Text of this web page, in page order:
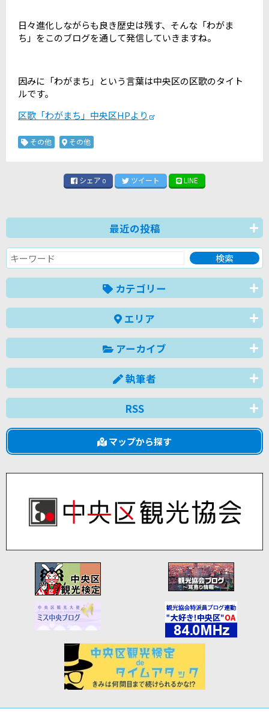
日々進化しながらも良き歴史は残す、そんな「わがま
ち」をこのブログを通して発信していきますね。
因みに「わがまち」という言葉は中央区の区歌のタイト
ルです。
区歌「わがまち」中央区HPより
その他 その他
シェア 0 ツイート LINE
最近の投稿
カテゴリー
エリア
アーカイブ
執筆者
RSS
マップから探す